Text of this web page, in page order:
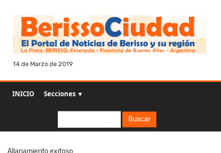
14 de Marzo de 2019
INICIO Secciones ▼
Buscar